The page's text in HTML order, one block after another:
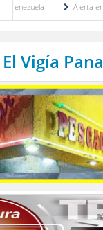
Alerta en Bailadores:
El Vigía